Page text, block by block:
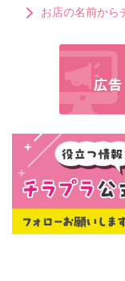
お店の名前から